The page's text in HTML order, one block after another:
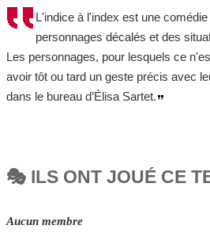
L'indice à l'index est une
personnages décalés et des
Les personnages, pour lesquels ce
avoir tôt ou tard un geste précis avec
dans le bureau d’Élisa Sartet.
🎭 ILS ONT JOUÉ CE
Aucun membre